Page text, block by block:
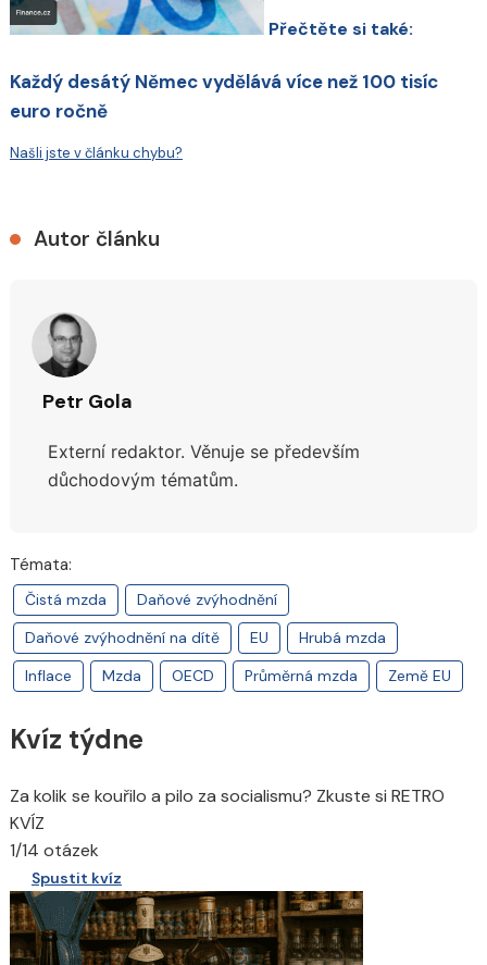
Přečtěte si také:
Každý desátý Němec vydělává více než 100 tisíc
euro ročně
Našli jste v článku chybu?
Autor článku
Petr Gola
Externí redaktor. Věnuje se především
důchodovým tématům.
Témata:
Čistá mzda
Daňové zvýhodnění
Daňové zvýhodnění na dítě
EU
Hrubá mzda
Inflace
Mzda OECD Průměrná mzda Země EU
Kvíz týdne
Za kolik se kouřilo a pilo za socialismu? Zkuste si RETRO
KVÍZ
1/14 otázek
Spustit kvíz